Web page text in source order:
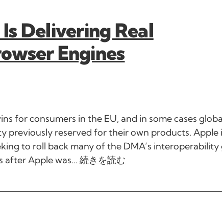
Delivering Real
Engines
for consumers in the EU, and in some cases
reserved for their own products. Apple
to roll back many of the DMA’s interoperability
after Apple was...続きを読む